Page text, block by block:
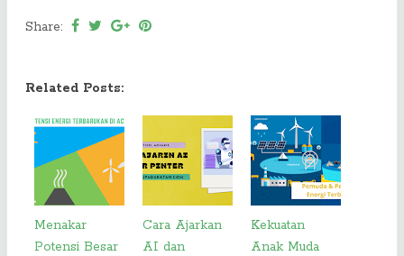
Share:
Related Posts:
Menakar
Potensi Besar
Cara Ajarkan
AI dan
Kekuatan
Anak Muda